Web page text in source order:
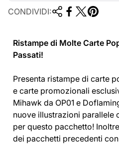
CONDIVIDI:
Ristampe di Molte Carte
Passati!
Presenta ristampe di carte
e carte promozionali
Mihawk da OP01 e
nuove illustrazioni parallele
per questo pacchetto!
dei pacchetti precedenti